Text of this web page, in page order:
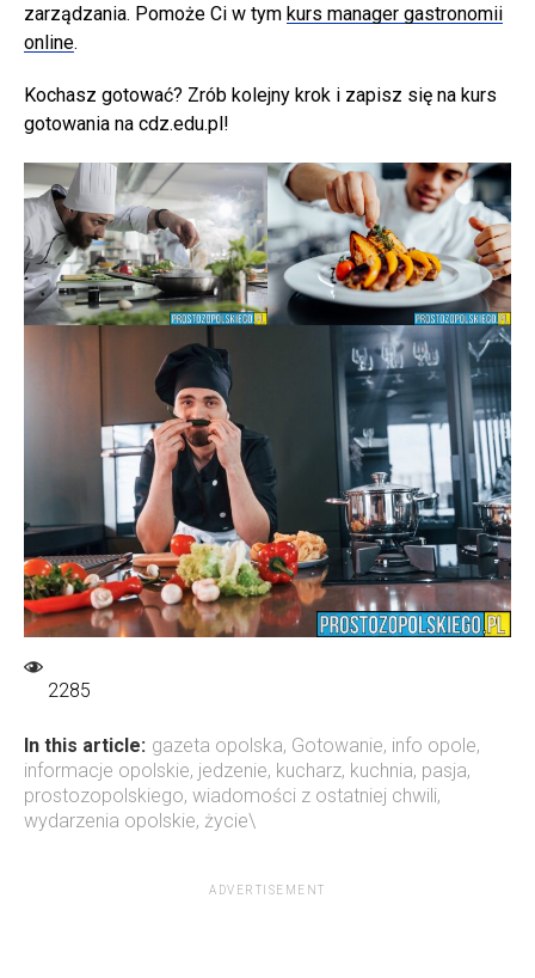
zarządzania. Pomoże Ci w tym kurs manager gastronomii
online.
Kochasz gotować? Zrób kolejny krok i zapisz się na kurs
gotowania na cdz.edu.pl!
2285
In this article: gazeta opolska, Gotowanie, info opole,
informacje opolskie, jedzenie, kucharz, kuchnia, pasja,
prostozopolskiego, wiadomości z ostatniej chwili,
wydarzenia opolskie, życie\
ADVERTISEMENT